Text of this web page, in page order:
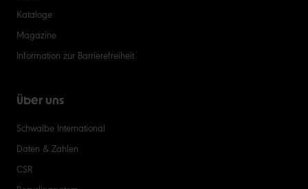
Kataloge
Magazine
Information zur Barrierefreiheit
Über uns
Schwalbe International
Daten & Zahlen
CSR